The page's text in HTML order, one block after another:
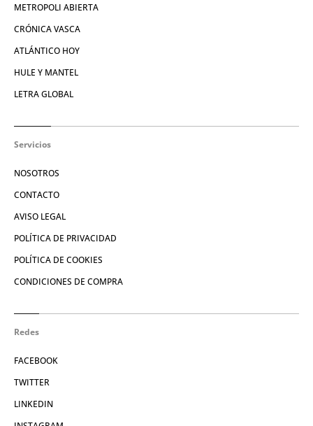
METROPOLI ABIERTA
CRÓNICA VASCA
ATLÁNTICO HOY
HULE Y MANTEL
LETRA GLOBAL
Servicios
NOSOTROS
CONTACTO
AVISO LEGAL
POLÍTICA DE PRIVACIDAD
POLÍTICA DE COOKIES
CONDICIONES DE COMPRA
Redes
FACEBOOK
TWITTER
LINKEDIN